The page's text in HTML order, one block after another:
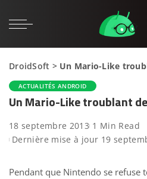
DroidSoft > Un Mario-Like
ACTUALITÉS ANDROID
Un Mario-Like troublant
18 septembre 2013 1 Min Read
Dernière mise à jour 19
Pendant que Nintendo se refuse